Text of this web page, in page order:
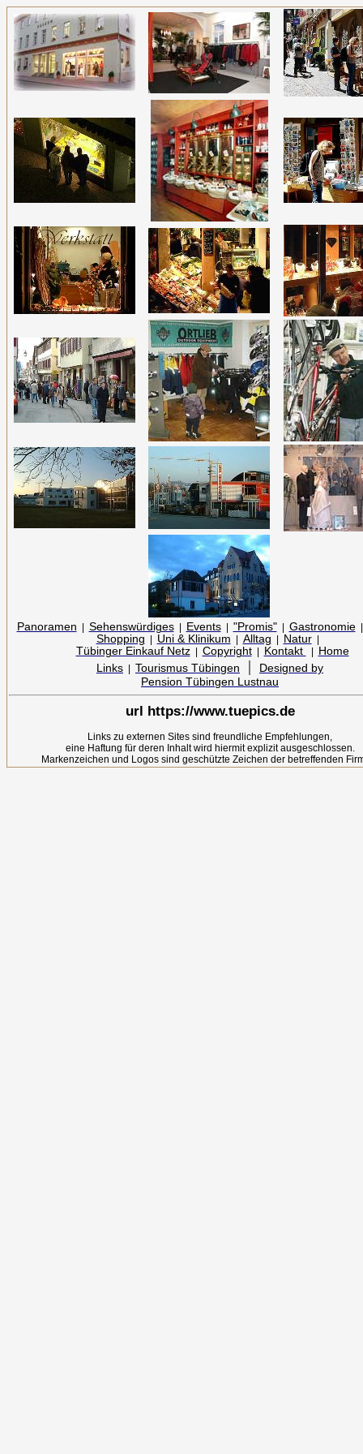
Panoramen Sehenswürdiges| Events| "Promis"| Gastronomie
Shopping Uni & Klinikum Alltag Natur|
Tübinger Einkauf Netz| Copyright| Kontakt
Home
Links
Tourismus Tübingen |
Designed by
Pension Tübingen Lustnau
url https://www.tuepics.de
Links zu externen Sites sind freundliche Empfehlungen,
eine Haftung für deren Inhalt wird hiermit explizit ausgeschlossen.
Markenzeichen und Logos sind geschützte Zeichen der betreffenden